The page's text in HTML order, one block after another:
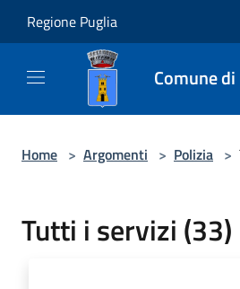
Regione Puglia
Comune
Home > Argomenti > Polizia >
Tutti i servizi (33)